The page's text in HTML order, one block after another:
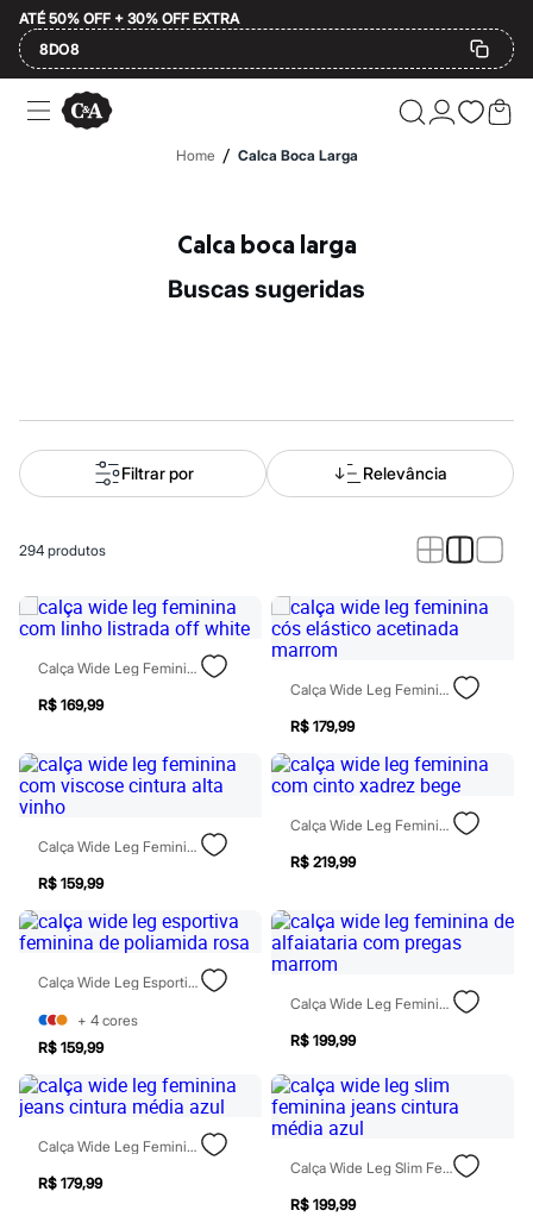
ATÉ 50% OFF + 30% OFF EXTRA
8DO8
Ofertas
Compre por Departamento
2 calçados por R$189
2 peças por R$199
3 lingeries por R$99
Feminino
Em alta
Inverno
Alfaiataria
Blusas e Camisetas
Calças
Casacos e Jaquetas
Jeans
Macacões
Shorts e Bermudas
Acessórios
Bolsas
Bonés e Chapéus
Bijoux
Cintos
Óculos
Relógios
Botas
Chinelos
Sandálias
Sapatilhas
Tênis
Marcas
City
Clock House
Mindset
Sawary
Yessica
Moda esportiva
Home / Calca Boca Larga
Calca boca larga
buscas sugeridas
Filtrar por Relevância
294 produtos
Calça Wide Leg Feminina Com Linho Listrada Off White
R$ 169,99
Calça Wide Leg Feminina Cós Elástico Acetinada Marrom
R$ 179,99
Calça Wide Leg Feminina Com Viscose Cintura Alta Vinho
R$ 159,99
Calça Wide Leg Feminina Com Cinto Xadrez Bege
R$ 219,99
Calça Wide Leg Esportiva Feminina De Poliamida Rosa
+ 4 cores
R$ 159,99
Calça Wide Leg Feminina De Alfaiataria Com Pregas Marrom
R$ 199,99
Calça Wide Leg Feminina Jeans Cintura Média Azul
R$ 179,99
Calça Wide Leg Slim Feminina Jeans Cintura Média Azul
R$ 199,99